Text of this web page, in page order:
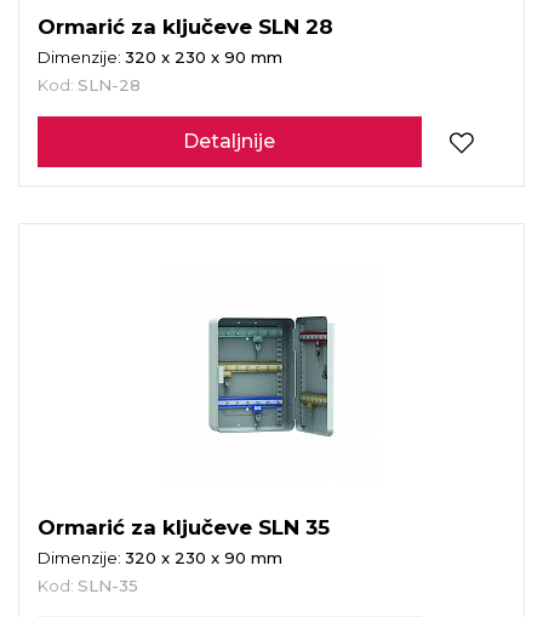
Ormarić za ključeve SLN 28
Dimenzije: 320 x 230 x 90 mm
Kod: SLN-28
Detaljnije
Ormarić za ključeve SLN 35
Dimenzije: 320 x 230 x 90 mm
Kod: SLN-35